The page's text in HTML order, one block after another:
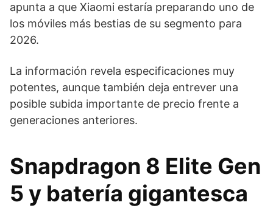
apunta a que Xiaomi estaría preparando uno de
los móviles más bestias de su segmento para
2026.
La información revela especificaciones muy
potentes, aunque también deja entrever una
posible subida importante de precio frente a
generaciones anteriores.
Snapdragon 8 Elite Gen
5 y batería gigantesca